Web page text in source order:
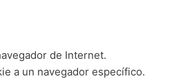
de Internet.
a un navegador específico.